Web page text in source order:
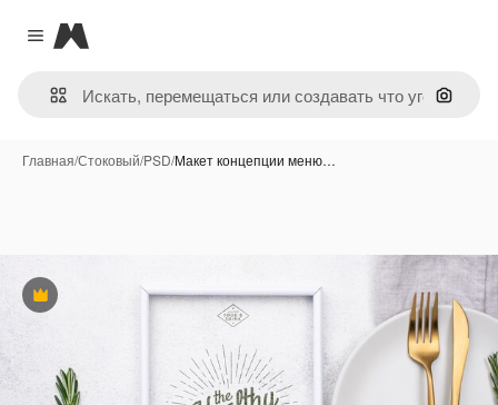
Close menu
Magnific
Поиск
Главная/Стоковый/PSD/Макет концепции меню…
Премиум